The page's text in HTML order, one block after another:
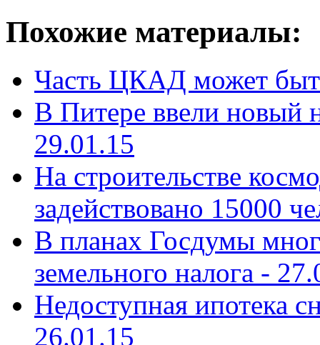
Похожие материалы:
Часть ЦКАД может
В Питере ввели новый
29.01.15
На строительстве
задействовано 15000
В планах Госдумы
земельного налога -
Недоступная ипотека
26.01.15